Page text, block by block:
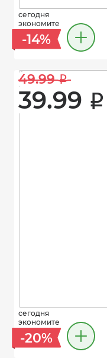
сегодня
экономите
-14%
49.99 i
39.99 i
сегодня
экономите
-20%